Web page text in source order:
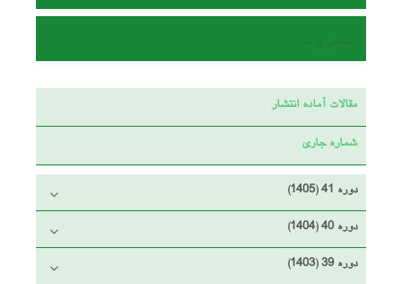
تماس با ما
مقالات آماده انتشار
شماره جاری
دوره 41 (1405)
دوره 40 (1404)
دوره 39 (1403)